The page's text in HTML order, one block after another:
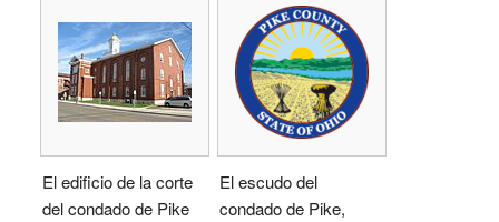
El edificio de la corte
del condado de Pike
El escudo del
condado de Pike,